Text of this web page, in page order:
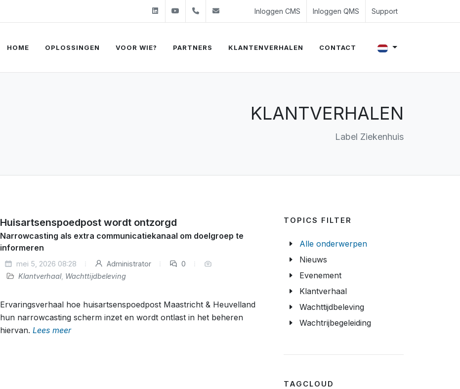
LinkedinYoutube+31 (0)24 350 54 00
sales@evalue8.nl
Inloggen CMS Inloggen QMS Support
HOME OPLOSSINGEN VOOR WIE? PARTNERS KLANTENVERHALEN CONTACT
KLANTVERHALEN
Label Ziekenhuis
Huisartsenspoedpost wordt ontzorgd
Narrowcasting als extra communicatiekanaal om doelgroep te
informeren
mei 5, 2026 08:28 Administrator
0
Klantverhaal, Wachttijdbeleving
Ervaringsverhaal hoe huisartsenspoedpost Maastricht & Heuvelland
hun narrowcasting scherm inzet en wordt ontlast in het beheren
hiervan. Lees meer
TOPICS FILTER
Alle onderwerpen
Nieuws
Evenement
Klantverhaal
Wachttijdbeleving
Wachtrijbegeleiding
TAGCLOUD